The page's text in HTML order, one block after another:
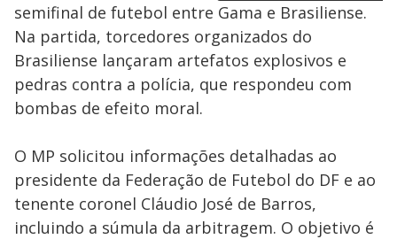
semifinal de futebol entre Gama e Brasiliense.
Na partida, torcedores organizados do
Brasiliense lançaram artefatos explosivos e
pedras contra a polícia, que respondeu com
bombas de efeito moral.
O MP solicitou informações detalhadas ao
presidente da Federação de Futebol do DF e ao
tenente coronel Cláudio José de Barros,
incluindo a súmula da arbitragem. O objetivo é